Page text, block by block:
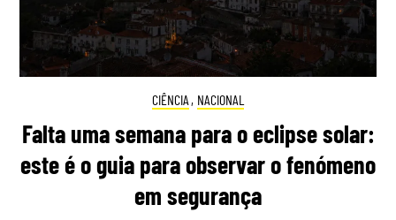
CIÊNCIA , NACIONAL
Falta uma semana para o eclipse solar:
este é o guia para observar o fenómeno
em segurança